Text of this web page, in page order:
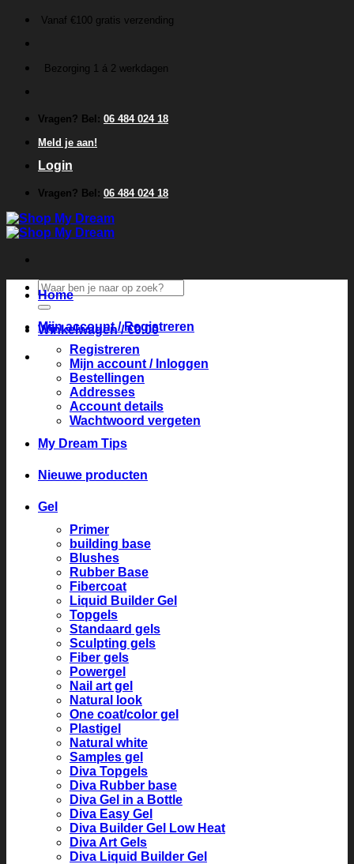
inhoud
Vanaf €100 gratis verzending
Bezorging 1 á 2 werkdagen
Vragen? Bel: 06 484 024 18
Meld je aan!
Login
Vragen? Bel: 06 484 024 18
Zoeken
naar:
Winkelwagen /€0.00
Home
Mijn account / Registreren
Registreren
Mijn account / Inloggen
Bestellingen
Addresses
Account details
Wachtwoord vergeten
My Dream Tips
Nieuwe producten
Gel
Primer
building base
Blushes
Rubber Base
Fibercoat
Liquid Builder Gel
Topgels
Standaard gels
Sculpting gels
Fiber gels
Powergel
Nail art gel
Natural look
One coat/color gel
Plastigel
Natural white
Samples gel
Diva Topgels
Diva Rubber base
Diva Gel in a Bottle
Diva Easy Gel
Diva Builder Gel Low Heat
Diva Art Gels
Diva Liquid Builder Gel